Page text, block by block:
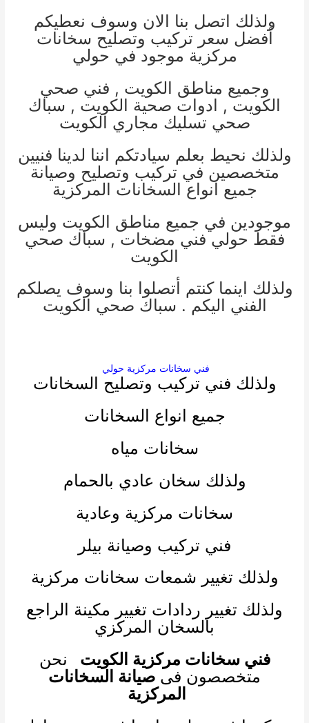
ولذلك اتصل بنا الان وسوف نعطيكم
أفضل سعر تركيب وتصليح سخانات
مركزية موجود في حولي
وجميع مناطق الكويت , فني صحي
الكويت , ادوات صحية الكويت , سباك
صحي تسليك مجاري الكويت
ولذلك نحيط بعلم سيادتكم اننا لدينا فنيين
متخصصين في تركيب وتصليح وصيانة
جميع انواع السخانات المركزية
موجودين في جميع مناطق الكويت وليس
فقط حوليفني مضخات, سباك صحي
الكويت
ولذلك اينما كنتم أتصلوا بنا وسوف يصلكم
الفني اليكم . سباك صحي الكويت
فني سخانات مركزية حولي
ولذلك فني تركيب وتصليح السخانات
جميع انواع السخانات
سخانات مياه
ولذلك سخان عادي بالحمام
سخانات مركزية وعادية
فني تركيب وصيانة بيلر
ولذلك تغيير شمعات سخانات مركزية
ولذلك تغيير ردادات تغيير مكينة الراجع
بالسخان المركزي
فني سخانات مركزية الكويت
نحن
متخصصون فى صيانة السخانات
المركزية